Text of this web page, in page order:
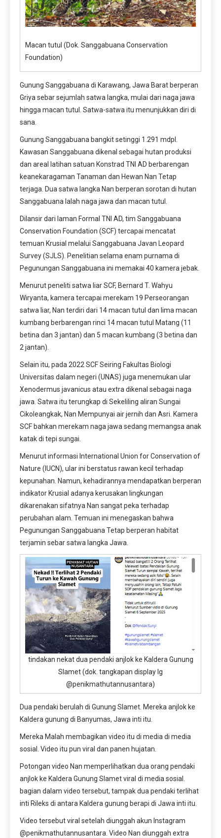
Macan tutul (Dok. Sanggabuana Conservation
Foundation)
Gunung Sanggabuana di Karawang, Jawa Barat berperan
Griya sebar sejumlah satwa langka, mulai dari naga jawa
hingga macan tutul. Satwa-satwa itu menunjukkan diri di
sana.
Gunung Sanggabuana bangkit setinggi 1.291 mdpl.
Kawasan Sanggabuana dikenal sebagai hutan produksi
dan areal latihan satuan Konstrad TNI AD berbarengan
keanekaragaman Tanaman dan Hewan Nan Tetap
terjaga. Dua satwa langka Nan berperan sorotan di hutan
Sanggabuana Ialah naga jawa dan macan tutul.
Dilansir dari laman Formal TNI AD, tim Sanggabuana
Conservation Foundation (SCF) tercapai mencatat
temuan Krusial melalui Sanggabuana Javan Leopard
Survey (SJLS). Penelitian selama enam purnama di
Pegunungan Sanggabuana ini memakai 40 kamera jebak.
Menurut peneliti satwa liar SCF, Bernard T. Wahyu
Wiryanta, kamera tercapai merekam 19 Perseorangan
satwa liar, Nan terdiri dari 14 macan tutul dan lima macan
kumbang berbarengan rinci 14 macan tutul Matang (11
betina dan 3 jantan) dan 5 macan kumbang (3 betina dan
2 jantan).
Selain itu, pada 2022 SCF Seiring Fakultas Biologi
Universitas dalam negeri (UNAS) juga menemukan ular
Xenodermus javanicus atau extra dikenal sebagai naga
jawa. Satwa itu terungkap di Sekeliling aliran Sungai
Cikoleangkak, Nan Mempunyai air jernih dan Asri. Kamera
SCF bahkan merekam naga jawa sedang memangsa anak
katak di tepi sungai.
Menurut informasi International Union for Conservation of
Nature (IUCN), ular ini berstatus rawan kecil terhadap
kepunahan. Namun, kehadirannya mendapatkan berperan
indikator Krusial adanya kerusakan lingkungan
dikarenakan sifatnya Nan sangat peka terhadap
perubahan alam. Temuan ini menegaskan bahwa
Pegunungan Sanggabuana Tetap berperan habitat
terjamin sebar satwa langka Jawa.
tindakan nekat dua pendaki anjlok ke Kaldera Gunung
Slamet (dok. tangkapan display Ig
@penikmathutannusantara)
Dua pendaki berulah di Gunung Slamet. Mereka anjlok ke
Kaldera gunung di Banyumas, Jawa inti itu.
Mereka Malah membagikan video itu di media di media
sosial. Video itu pun viral dan panen hujatan.
Potongan video Nan memperlihatkan dua orang pendaki
anjlok ke Kaldera Gunung Slamet viral di media sosial.
bagian dalam video tersebut, tampak dua pendaki terlihat
inti Rileks di antara Kaldera gunung berapi di Jawa inti itu.
Video tersebut viral setelah diunggah akun Instagram
@penikmathutannusantara. Video Nan diunggah extra